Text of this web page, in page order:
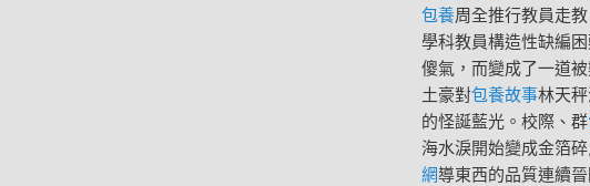
包養周全推行教員走
學科教員構造性缺編
傻氣，而變成了一道
土豪對包養故事林天
的怪誕藍光。校際、群
海水淚開始變成金箔
網導東西的品質連續